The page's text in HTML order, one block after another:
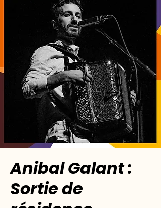
Anibal Galant :
Sortie de